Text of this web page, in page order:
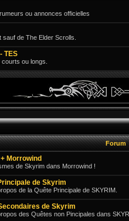
ou annonces officielles
de The Elder Scrolls.
TES
ou longs.
Forum
Morrowind
de Skyrim dans Morrowind !
de Skyrim
de la Quête Principale de SKYRIM.
de Skyrim
des Quêtes non Pincipales dans